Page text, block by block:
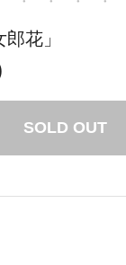
花」
SOLD OUT